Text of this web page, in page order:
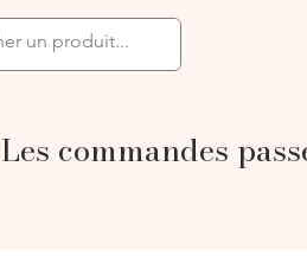
Les commandes